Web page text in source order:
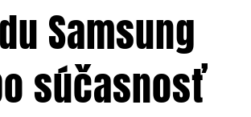
Samsung
súčasnosť